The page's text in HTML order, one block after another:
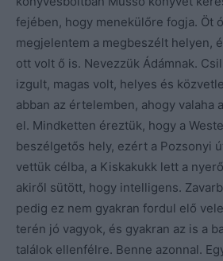
fejében, hogy menekülőre fogja. Öt
megjelentem a megbeszélt helyen,
ott volt ő is. Nevezzük Ádámnak.
izgult, magas volt, helyes és
abban az értelemben, ahogy valaha
el. Mindketten éreztük, hogy a
beszélgetős hely, ezért a Pozsonyi
vettük célba, a Kiskakukk lett a
akiről sütött, hogy intelligens.
pedig ez nem gyakran fordul elő
terén jó vagyok, és gyakran az is a
találok ellenfélre. Benne azonnal.